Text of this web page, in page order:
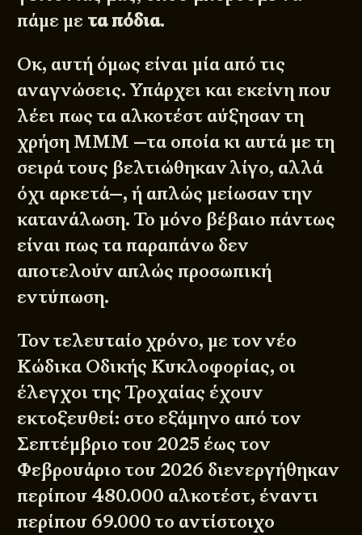
πάμε με τα πόδια.
Οκ, αυτή όμως είναι μία από τις
αναγνώσεις. Υπάρχει και εκείνη που
λέει πως τα αλκοτέστ αύξησαν τη
χρήση ΜΜΜ —τα οποία κι αυτά με τη
σειρά τους βελτιώθηκαν λίγο, αλλά
όχι αρκετά—, ή απλώς μείωσαν την
κατανάλωση. Το μόνο βέβαιο πάντως
είναι πως τα παραπάνω δεν
αποτελούν απλώς προσωπική
εντύπωση.
Τον τελευταίο χρόνο, με τον νέο
Κώδικα Οδικής Κυκλοφορίας, οι
έλεγχοι της Τροχαίας έχουν
εκτοξευθεί: στο εξάμηνο από τον
Σεπτέμβριο του 2025 έως τον
Φεβρουάριο του 2026 διενεργήθηκαν
περίπου 480.000 αλκοτέστ, έναντι
περίπου 69.000 το αντίστοιχο